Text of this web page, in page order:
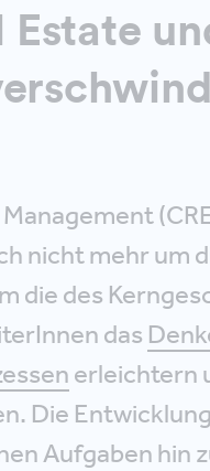
Estate
nicht mehr um
die des
das
erleichtern
Die
Aufgaben hin